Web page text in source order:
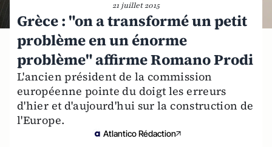
21 juillet 2015
Grèce : "on a transformé un petit
problème en un énorme
problème" affirme Romano Prodi
L'ancien président de la commission
européenne pointe du doigt les erreurs
d'hier et d'aujourd'hui sur la construction de
l'Europe.
Atlantico Rédaction